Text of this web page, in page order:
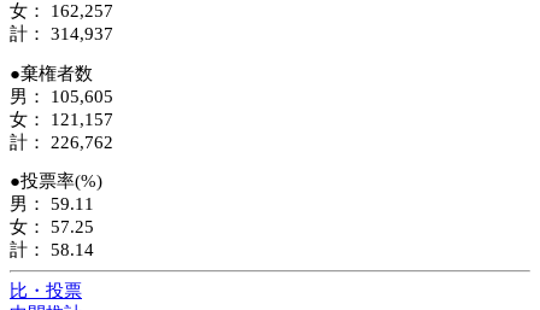
女： 162,257
計： 314,937
●棄権者数
男： 105,605
女： 121,157
計： 226,762
●投票率(%)
男： 59.11
女： 57.25
計： 58.14
比・投票